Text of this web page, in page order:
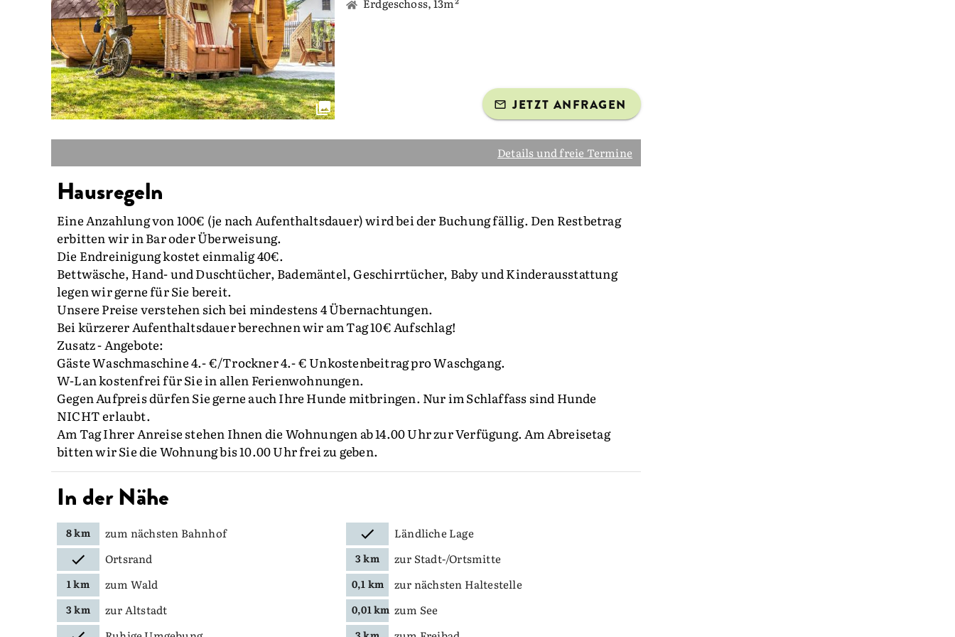
JETZT ANFRAGEN
Details und freie Termine
Hausregeln
Eine Anzahlung von 100€ (je nach Aufenthaltsdauer) wird bei der Buchung fällig. Den Restbetrag
erbitten wir in Bar oder Überweisung.
Die Endreinigung kostet einmalig 40€.
Bettwäsche, Hand- und Duschtücher, Bademäntel, Geschirrtücher, Baby und Kinderausstattung
legen wir gerne für Sie bereit.
Unsere Preise verstehen sich bei mindestens 4 Übernachtungen.
Bei kürzerer Aufenthaltsdauer berechnen wir am Tag 10€ Aufschlag!
Zusatz - Angebote:
Gäste Waschmaschine 4.- €/Trockner 4.- € Unkostenbeitrag pro Waschgang.
W-Lan kostenfrei für Sie in allen Ferienwohnungen.
Gegen Aufpreis dürfen Sie gerne auch Ihre Hunde mitbringen. Nur im Schlaffass sind Hunde
NICHT erlaubt.
Am Tag Ihrer Anreise stehen Ihnen die Wohnungen ab 14.00 Uhr zur Verfügung. Am Abreisetag
bitten wir Sie die Wohnung bis 10.00 Uhr frei zu geben.
In der Nähe
8 km zum nächsten Bahnhof
Ländliche Lage
Ortsrand
3 km zur Stadt-/Ortsmitte
1 km zum Wald 0,1 km zur nächsten Haltestelle
3 km zur Altstadt 0,01 km zum See